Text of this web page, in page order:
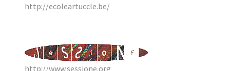
http://ecoleartuccle.be/
http://www.sessione.org